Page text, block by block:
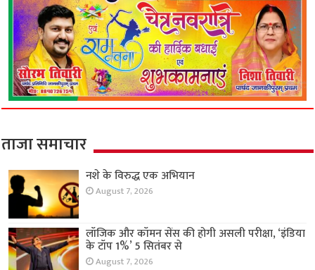
ताजा समाचार
नशे के विरुद्ध एक अभियान
August 7, 2026
लॉजिक और कॉमन सेंस की होगी असली परीक्षा, ‘इंडिया
के टॉप 1%’ 5 सितंबर से
August 7, 2026